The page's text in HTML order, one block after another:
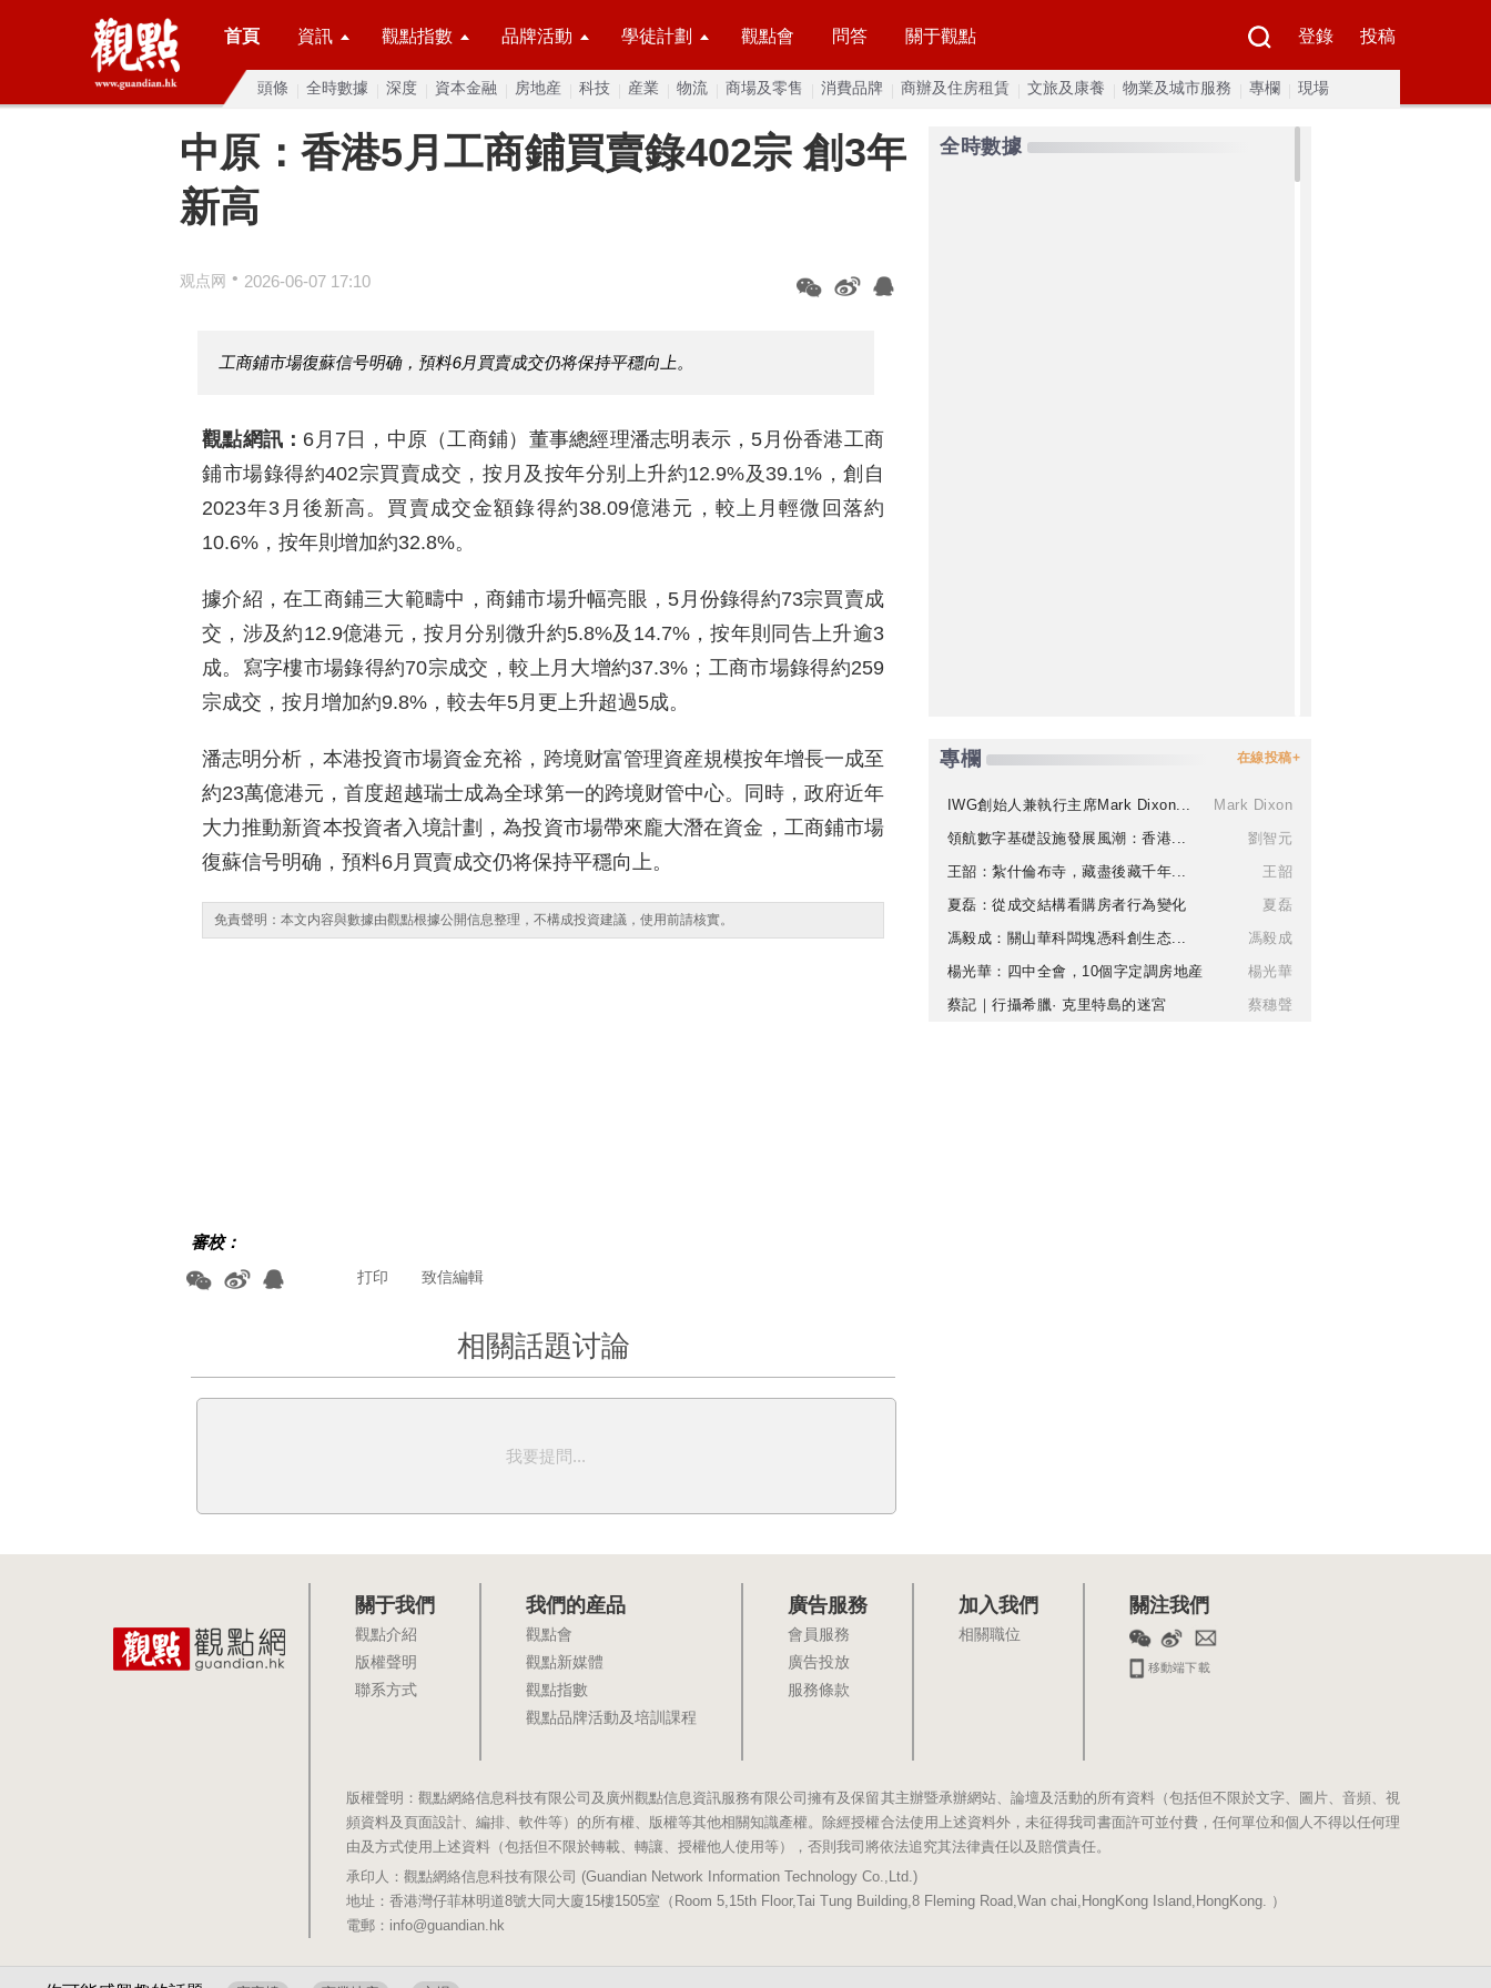
首頁 資訊 觀點指數 品牌活動 學徒計劃 觀點會 問答 關于觀點 登錄 投稿
頭條 全時數據 深度 資本金融 房地産 科技 産業 物流 商場及零售 消費品牌 商辦及住房租賃 文旅及康養 物業及城市服務 專欄 現場
中原：香港5月工商鋪買賣錄402宗 創3年
新高
观点网 • 2026-06-07 17:10
工商鋪市場復蘇信号明确，預料6月買賣成交仍将保持平穩向上。
觀點網訊： 6月7日，中原（工商鋪）董事總經理潘志明表示，5月份香港工商
鋪市場錄得約402宗買賣成交，按月及按年分别上升約12.9%及39.1%，創自
2023年3月後新高。買賣成交金額錄得約38.09億港元，較上月輕微回落約
10.6%，按年則增加約32.8%。
據介紹，在工商鋪三大範疇中，商鋪市場升幅亮眼，5月份錄得約73宗買賣成
交，涉及約12.9億港元，按月分别微升約5.8%及14.7%，按年則同告上升逾3
成。寫字樓市場錄得約70宗成交，較上月大增約37.3%；工商市場錄得約259
宗成交，按月增加約9.8%，較去年5月更上升超過5成。
潘志明分析，本港投資市場資金充裕，跨境财富管理資産規模按年增長一成至
約23萬億港元，首度超越瑞士成為全球第一的跨境财管中心。同時，政府近年
大力推動新資本投資者入境計劃，為投資市場帶來龐大潛在資金，工商鋪市場
復蘇信号明确，預料6月買賣成交仍将保持平穩向上。
免責聲明：本文内容與數據由觀點根據公開信息整理，不構成投資建議，使用前請核實。
審校：
致信編輯
打印
相關話題讨論
我要提問...
全時數據
專欄 在線投稿+
IWG創始人兼執行主席Mark Dixon...
Mark Dixon
領航數字基礎設施發展風潮：香港...
劉智元
王韶：紮什倫布寺，藏盡後藏千年...
王韶
夏磊：從成交結構看購房者行為變化
夏磊
馮毅成：關山華科闆塊憑科創生态...
馮毅成
楊光華：四中全會，10個字定調房地産
楊光華
蔡記｜行攝希臘· 克里特島的迷宮
蔡穗聲
關于我們
觀點介紹
版權聲明
聯系方式
我們的産品
觀點會
觀點新媒體
觀點指數
觀點品牌活動及培訓課程
廣告服務
會員服務
廣告投放
服務條款
加入我們
相關職位
關注我們
移動端下載
版權聲明：觀點網絡信息科技有限公司及廣州觀點信息資訊服務有限公司擁有及保留其主辦暨承辦網站、論壇及活動的所有資料（包括但不限於文字、圖片、音頻、視
頻資料及頁面設計、編排、軟件等）的所有權、版權等其他相關知識產權。除經授權合法使用上述資料外，未征得我司書面許可並付費，任何單位和個人不得以任何理
由及方式使用上述資料（包括但不限於轉載、轉讓、授權他人使用等），否則我司將依法追究其法律責任以及賠償責任。
承印人：觀點網絡信息科技有限公司 (Guandian Network Information Technology Co.,Ltd.)
地址：香港灣仔菲林明道8號大同大廈15樓1505室（Room 5,15th Floor,Tai Tung Building,8 Fleming Road,Wan chai,HongKong Island,HongKong. ）
電郵：info@guandian.hk